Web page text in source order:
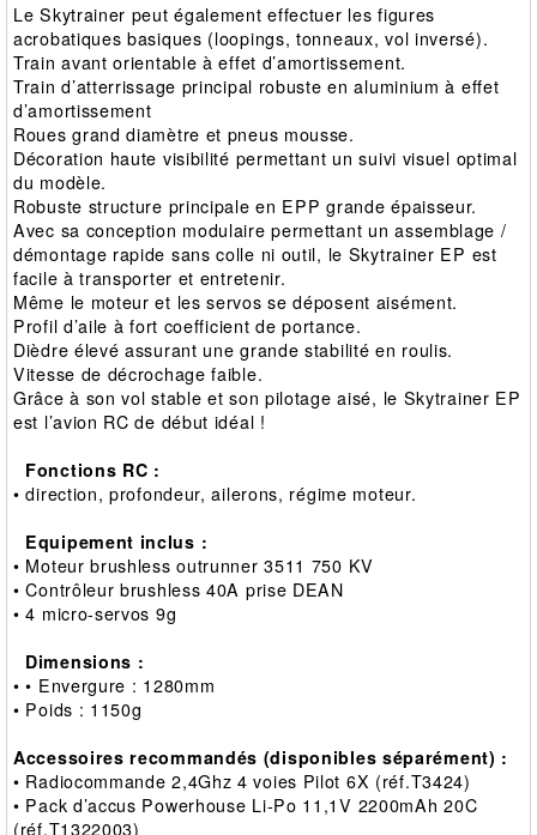
Le Skytrainer peut également effectuer les figures
acrobatiques basiques (loopings, tonneaux, vol inversé).
Train avant orientable à effet d’amortissement.
Train d’atterrissage principal robuste en aluminium à effet
d’amortissement
Roues grand diamètre et pneus mousse.
Décoration haute visibilité permettant un suivi visuel optimal
du modèle.
Robuste structure principale en EPP grande épaisseur.
Avec sa conception modulaire permettant un assemblage /
démontage rapide sans colle ni outil, le Skytrainer EP est
facile à transporter et entretenir.
Même le moteur et les servos se déposent aisément.
Profil d’aile à fort coefficient de portance.
Dièdre élevé assurant une grande stabilité en roulis.
Vitesse de décrochage faible.
Grâce à son vol stable et son pilotage aisé, le Skytrainer EP
est l’avion RC de début idéal !
Fonctions RC :
• direction, profondeur, ailerons, régime moteur.
Equipement inclus :
• Moteur brushless outrunner 3511 750 KV
• Contrôleur brushless 40A prise DEAN
• 4 micro‐servos 9g
Dimensions :
•• Envergure : 1280mm
• Poids : 1150g
Accessoires recommandés (disponibles séparément) :
• Radiocommande 2,4Ghz 4 voies Pilot 6X (réf.T3424)
• Pack d’accus Powerhouse Li‐Po 11,1V 2200mAh 20C
(réf.T1322003)